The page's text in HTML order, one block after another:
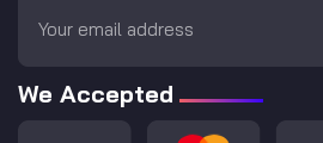
We Accepted